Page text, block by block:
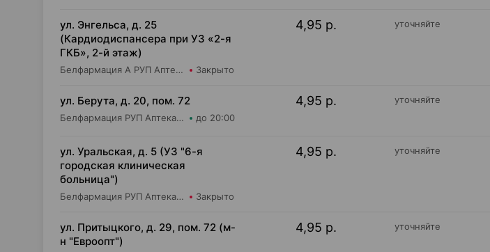
ул. Энгельса, д. 25
(Кардиодиспансера при УЗ «2-я
ГКБ», 2-й этаж)
Белфармация А РУП Аптека №88 Закрыто
4,95 р. уточняйте
ул. Берута, д. 20, пом. 72
Белфармация РУП Аптека №40 до 20:00
4,95 р. уточняйте
ул. Уральская, д. 5 (УЗ "6-я
городская клиническая
больница")
Белфармация РУП Аптека №37 Закрыто
4,95 р. уточняйте
ул. Притыцкого, д. 29, пом. 72 (м-
н "Евроопт")
4,95 р. уточняйте